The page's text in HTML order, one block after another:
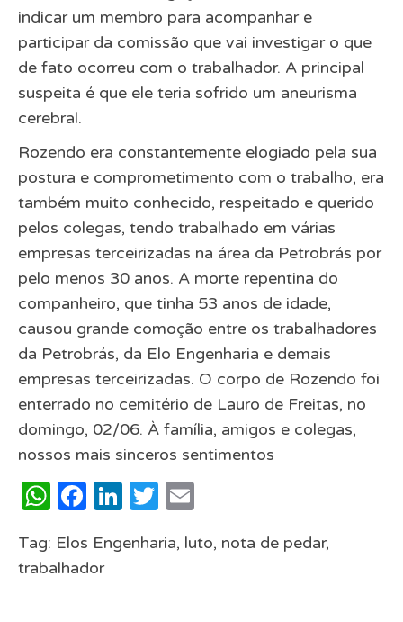
indicar um membro para acompanhar e
participar da comissão que vai investigar o que
de fato ocorreu com o trabalhador. A principal
suspeita é que ele teria sofrido um aneurisma
cerebral.
Rozendo era constantemente elogiado pela sua
postura e comprometimento com o trabalho, era
também muito conhecido, respeitado e querido
pelos colegas, tendo trabalhado em várias
empresas terceirizadas na área da Petrobrás por
pelo menos 30 anos. A morte repentina do
companheiro, que tinha 53 anos de idade,
causou grande comoção entre os trabalhadores
da Petrobrás, da Elo Engenharia e demais
empresas terceirizadas. O corpo de Rozendo foi
enterrado no cemitério de Lauro de Freitas, no
domingo, 02/06. À família, amigos e colegas,
nossos mais sinceros sentimentos
WhatsApp
Facebook
LinkedIn
Twitter
Tag: Elos Engenharia, luto, nota de pedar,
trabalhador